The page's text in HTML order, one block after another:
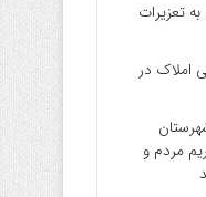
تعزیرات
املاک در
مردم و